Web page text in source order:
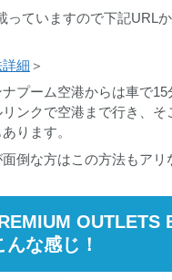
っていますので下記URL
細 ＞
プーム空港からは車で
ンクで空港まで行き、そ
ります。
倒な方はこの方法もアリ
OUTLETS
な感じ！